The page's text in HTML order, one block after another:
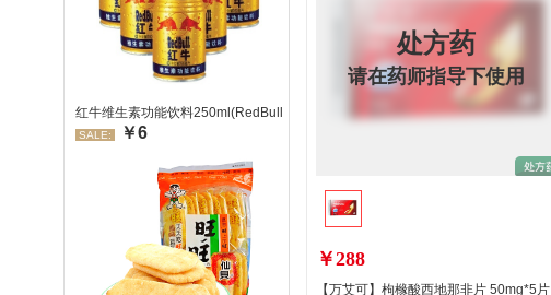
红牛维生素功能饮料250ml(RedBull/红牛)
SALE: ￥6
处方药
请在药师指导下使用
￥288
【万艾可】枸橼酸西地那非片 50mg*5片